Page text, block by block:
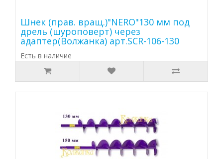
Шнек (прав. вращ.)"NERO"130 мм под
дрель (шуроповерт) через
адаптер(Волжанка) арт.SCR-106-130
Есть в наличие